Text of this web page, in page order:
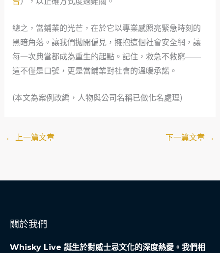
總之，當鋪業的光芒，在於它以專業感照亮緊急時刻的
黑暗角落。讓我們拋開偏見，擁抱這個社會安全網，讓
每一次典當都成為重生的起點。記住，救急不救窮——
這不僅是口號，更是當鋪業對社會的溫暖承諾。
(本文為案例改編，人物與公司名稱已做化名處理)
← 上一篇文章 下一篇文章 →
關於我們
Whisky Live 誕生於對威士忌文化的深度熱愛。我們相